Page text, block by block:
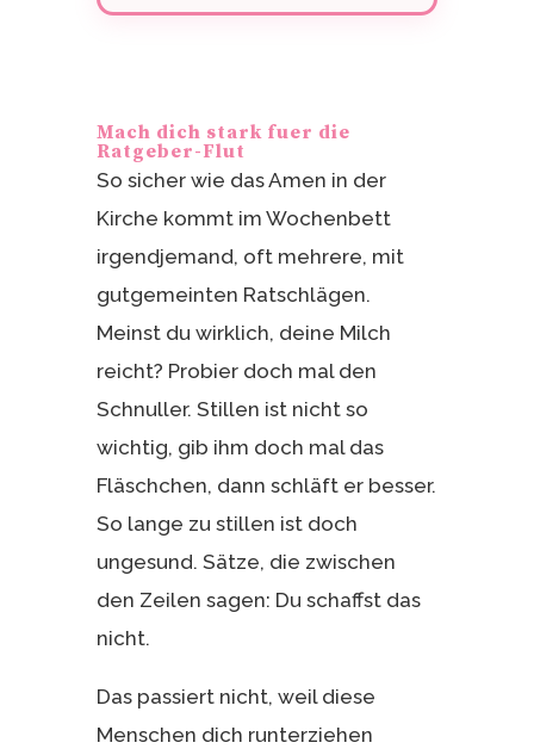
Mach dich stark fuer die
Ratgeber-Flut
So sicher wie das Amen in der
Kirche kommt im Wochenbett
irgendjemand, oft mehrere, mit
gutgemeinten Ratschlägen.
Meinst du wirklich, deine Milch
reicht? Probier doch mal den
Schnuller. Stillen ist nicht so
wichtig, gib ihm doch mal das
Fläschchen, dann schläft er besser.
So lange zu stillen ist doch
ungesund. Sätze, die zwischen
den Zeilen sagen: Du schaffst das
nicht.
Das passiert nicht, weil diese
Menschen dich runterziehen